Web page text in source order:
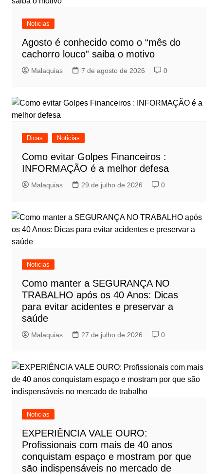
Noticias
Agosto é conhecido como o “mês do
cachorro louco” saiba o motivo
Malaquias 7 de agosto de 2026 0
Dicas Noticias
Como evitar Golpes Financeiros :
INFORMAÇÃO é a melhor defesa
Malaquias 29 de julho de 2026 0
Noticias
Como manter a SEGURANÇA NO
TRABALHO após os 40 Anos: Dicas
para evitar acidentes e preservar a
saúde
Malaquias 27 de julho de 2026 0
Noticias
EXPERIÊNCIA VALE OURO:
Profissionais com mais de 40 anos
conquistam espaço e mostram por que
são indispensáveis no mercado de